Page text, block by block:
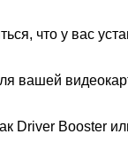
что у вас
вашей
Driver Booster